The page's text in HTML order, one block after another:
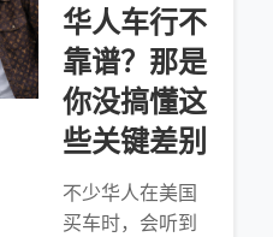
华人车行不
靠谱？那是
你没搞懂这
些关键差别
不少华人在美国
买车时，会听到